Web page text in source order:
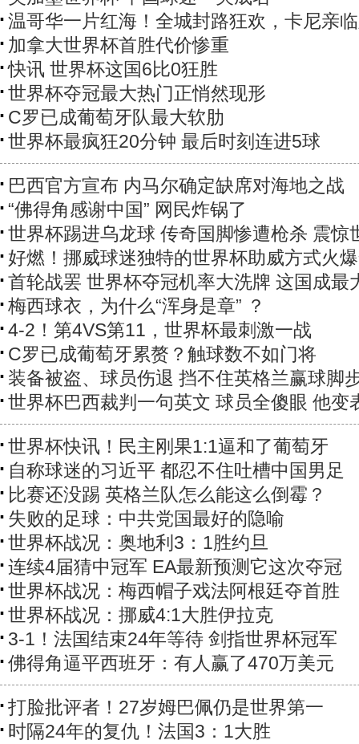
温哥华一片红海！全城封路狂欢，卡尼亲
加拿大世界杯首胜代价惨重
快讯 世界杯这国6比0狂胜
世界杯夺冠最大热门正悄然现形
C罗已成葡萄牙队最大软肋
世界杯最疯狂20分钟 最后时刻连进5球
巴西官方宣布 内马尔确定缺席对海地之战
“佛得角感谢中国” 网民炸锅了
世界杯踢进乌龙球 传奇国脚惨遭枪杀 震惊
好燃！挪威球迷独特的世界杯助威方式火
首轮战罢 世界杯夺冠机率大洗牌 这国成最
梅西球衣，为什么“浑身是章” ？
4-2！第4VS第11，世界杯最刺激一战
C罗已成葡萄牙累赘？触球数不如门将
装备被盗、球员伤退 挡不住英格兰赢球脚
世界杯巴西裁判一句英文 球员全傻眼 他变
世界杯快讯！民主刚果1:1逼和了葡萄牙
自称球迷的习近平 都忍不住吐槽中国男足
比赛还没踢 英格兰队怎么能这么倒霉？
失败的足球：中共党国最好的隐喻
世界杯战况：奥地利3：1胜约旦
连续4届猜中冠军 EA最新预测它这次夺冠
世界杯战况：梅西帽子戏法阿根廷夺首胜
世界杯战况：挪威4:1大胜伊拉克
3-1！法国结束24年等待 剑指世界杯冠军
佛得角逼平西班牙：有人赢了470万美元
打脸批评者！27岁姆巴佩仍是世界第一
时隔24年的复仇！法国3：1大胜